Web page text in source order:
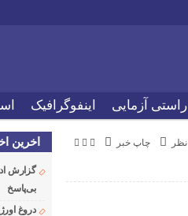
راستی آزمایی اینفوگرافیک
چاپ خبر اخرین
گزارش
بی‌پاسخ
دروغ